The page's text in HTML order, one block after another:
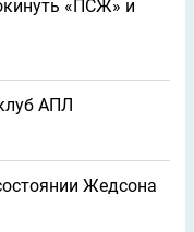
«ПСЖ» и
АПЛ
Жедсона